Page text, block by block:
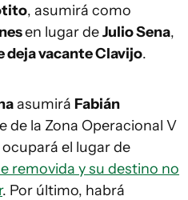
, asumirá como
en lugar deJulio Sena,
deja vacante Clavijo.
asumirá Fabián
de la Zona Operacional V
el lugar de
removida y su destino no
. Por último, habrá